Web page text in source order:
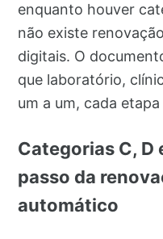
enquanto houver
não existe
digitais. O
que laboratório,
um a um, cada
Categorias C, D
passo da
automático